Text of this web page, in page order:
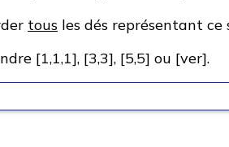
tous les dés représentant ce
[1,1,1], [3,3], [5,5] ou [ver].